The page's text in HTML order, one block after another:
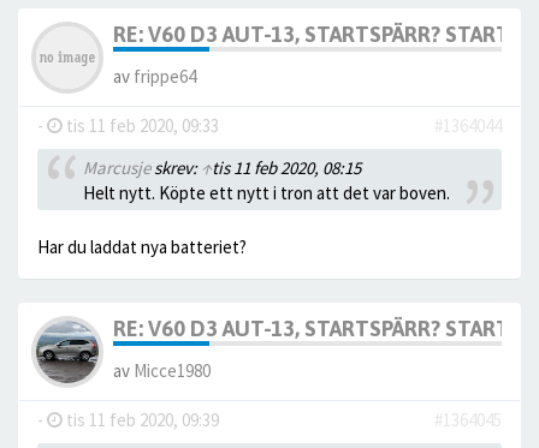
RE: V60 D3 AUT-13, STARTSPÄRR? STARTAR
av frippe64
- tis 11 feb 2020, 09:33
#1364044
Marcusjeskrev: ↑tis 11 feb 2020, 08:15
Helt nytt. Köpte ett nytt i tron att det var boven.
Har du laddat nya batteriet?
RE: V60 D3 AUT-13, STARTSPÄRR? STARTAR
av Micce1980
- tis 11 feb 2020, 09:39
#1364045